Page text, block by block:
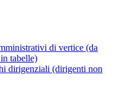
di vertice (da
tabelle)
dirigenziali (dirigenti non